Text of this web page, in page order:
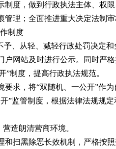
制度，做到行政执法主体、权
管理；全面推进重大决定法制
制度
予、从轻、减轻行政处罚决定
户网站及时进行公示。同时严
”制度，提高行政执法规范。
要求，将“双随机、一公开”作
”监管制度，根据法律法规规
造朗清营商环境。
和扫黑除恶长效机制，严格按